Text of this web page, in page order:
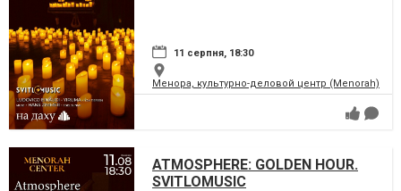
11 серпня, 18:30
Менора, культурно-деловой центр (Menorah)
ATMOSPHERE: GOLDEN HOUR.
SVITLOMUSIC